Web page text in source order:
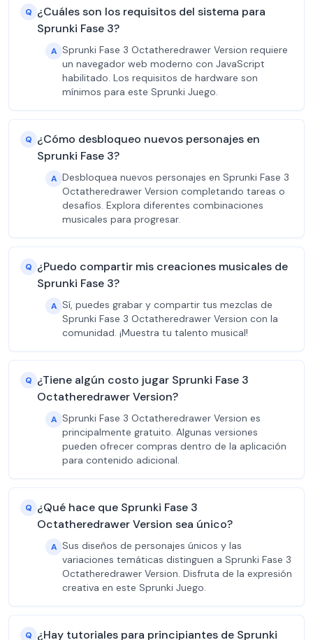
Q ¿Cuáles son los requisitos del sistema para
Sprunki Fase 3?
A Sprunki Fase 3 Octatheredrawer Version requiere
un navegador web moderno con JavaScript
habilitado. Los requisitos de hardware son
mínimos para este Sprunki Juego.
Q ¿Cómo desbloqueo nuevos personajes en
Sprunki Fase 3?
A Desbloquea nuevos personajes en Sprunki Fase 3
Octatheredrawer Version completando tareas o
desafíos. Explora diferentes combinaciones
musicales para progresar.
Q ¿Puedo compartir mis creaciones musicales de
Sprunki Fase 3?
A Sí, puedes grabar y compartir tus mezclas de
Sprunki Fase 3 Octatheredrawer Version con la
comunidad. ¡Muestra tu talento musical!
Q ¿Tiene algún costo jugar Sprunki Fase 3
Octatheredrawer Version?
A Sprunki Fase 3 Octatheredrawer Version es
principalmente gratuito. Algunas versiones
pueden ofrecer compras dentro de la aplicación
para contenido adicional.
Q ¿Qué hace que Sprunki Fase 3
Octatheredrawer Version sea único?
A Sus diseños de personajes únicos y las
variaciones temáticas distinguen a Sprunki Fase 3
Octatheredrawer Version. Disfruta de la expresión
creativa en este Sprunki Juego.
Q ¿Hay tutoriales para principiantes de Sprunki